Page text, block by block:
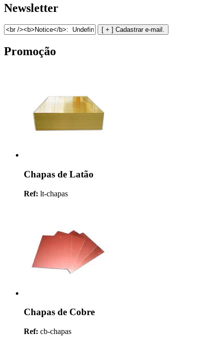
Newsletter
Promoção
Chapas de Latão
Ref: lt-chapas
Chapas de Cobre
Ref: cb-chapas